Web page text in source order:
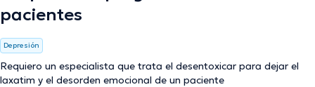
pacientes
Depresión
Requiero un especialista que trata el desentoxicar para dejar el
laxatim y el desorden emocional de un paciente